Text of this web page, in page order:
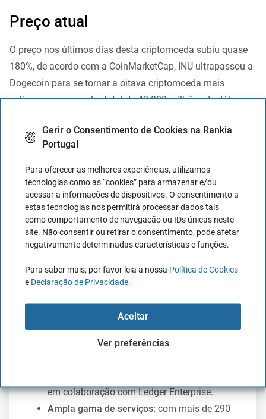
Gerir o Consentimento de Cookies na Rankia
Portugal
Para oferecer as melhores experiências, utilizamos
tecnologias como as “cookies” para armazenar e/ou
acessar a informações de dispositivos. O consentimento a
estas tecnologias nos permitirá processar dados tais
como comportamento de navegação ou IDs únicas neste
site. Não consentir ou retirar o consentimento, pode afetar
negativamente determinadas características e funções.
Para saber mais, por favor leia a nossa Política de Cookies
e Declaração de Privacidade
Aceitar
Ver preferências
Preço atual
O preço nos últimos dias desta criptomoeda subiu quase
180%, de acordo com a CoinMarketCap, INU ultrapassou a
Dogecoin para se tornar a oitava criptomoeda mais
valiosa, com um valor total de 42.000 milhões de dólares.
Shiba inu tinha produzido cerca de metade dos ganhos da
sessão, acumulando um aumento de cerca de 25% nas
últimas 24 horas.
Leia mais tarde - Salvar o artigo em PDF
Descubra como funciona a plataforma Bit2Me:
registrada no Banco de Espanha, a
em colaboração com Ledger Enterprise.
Ampla gama de serviços: com mais de 290